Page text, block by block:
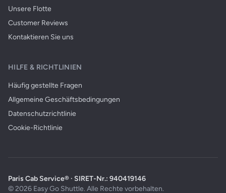
Unsere Flotte
Customer Reviews
Kontaktieren Sie uns
HILFE & RICHTLINIEN
Häufig gestellte Fragen
Allgemeine Geschäftsbedingungen
Datenschutzrichtlinie
Cookie-Richtlinie
Paris Cab Service® · SIRET-Nr.: 940419146
© 2026 Easy Go Shuttle. Alle Rechte vorbehalten.